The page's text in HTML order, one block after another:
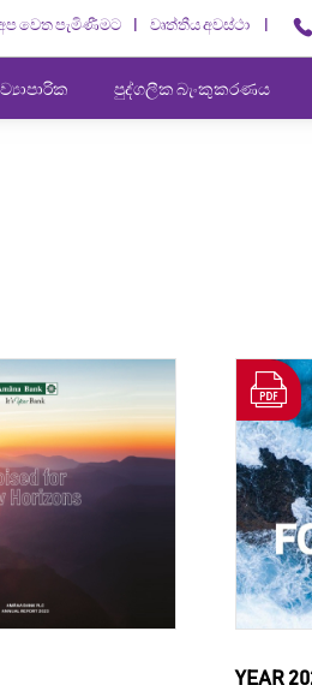
වෙත පැමිණීමට වෘත්තීය අවස්ථා
ව්‍යාපාරික පුද්ගලීක බැංකුකරණය
YEAR